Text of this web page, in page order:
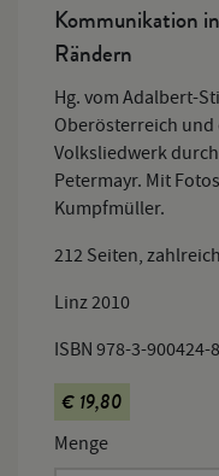
Kommunikation
Rändern
Hg. vom Adalbert-
Oberösterreich
Volksliedwerk
Petermayr. Mit
Kumpfmüller.
212 Seiten,
Linz 2010
ISBN 978-3-900424-
€ 19,80
Menge